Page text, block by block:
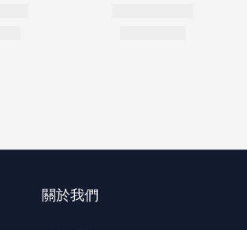
關於我們